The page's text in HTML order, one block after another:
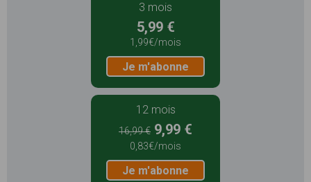
3 mois
5,99 €
1,99€/mois
Je m'abonne
12 mois
16,99 € 9,99 €
0,83€/mois
Je m'abonne